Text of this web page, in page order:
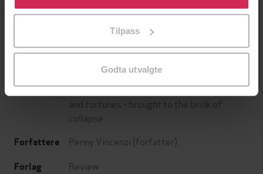
tilpasse ditt samtykke til spesifikke formål ved å klikke
Tilpass
Godta utvalgte
Jo Nesbø
Jørn Lier Horst
Undertittel The unputdownable blockbuster of family -
and fortunes - brought to the brink of
collapse
Forfattere Penny Vincenzi (forfatter)
Forlag Review